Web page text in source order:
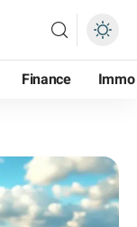
Finance Immo